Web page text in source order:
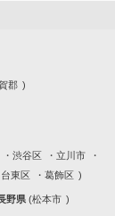
郡
渋谷区
立川市
台東区 葛飾区
野県 松本市